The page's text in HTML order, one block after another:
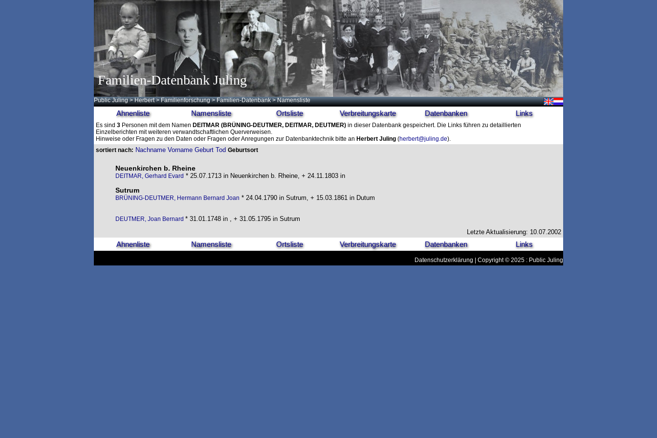
Familien-Datenbank Juling
Public Juling >Herbert >Familienforschung >Familien-Datenbank > Namensliste
Ahnenliste Namensliste Ortsliste Verbreitungskarte Datenbanken Links
Es sind 3 Personen mit dem Namen DEITMAR (BRÜNING-DEUTMER, DEITMAR, DEUTMER) in dieser Datenbank gespeichert. Die Links führen zu detaillierten
Einzelberichten mit weiteren verwandtschaftlichen Querverweisen.
Hinweise oder Fragen zu den Daten oder Fragen oder Anregungen zur Datenbanktechnik bitte an Herbert Juling (herbert@juling.de).
sortiert nach: Nachname Vorname Geburt Tod Geburtsort
Neuenkirchen b. Rheine
DEITMAR, Gerhard Evard * 25.07.1713 in Neuenkirchen b. Rheine, + 24.11.1803 in
Sutrum
BRÜNING-DEUTMER, Hermann Bernard Joan * 24.04.1790 in Sutrum, + 15.03.1861 in Dutum
DEUTMER, Joan Bernard * 31.01.1748 in , + 31.05.1795 in Sutrum
Letzte Aktualisierung: 10.07.2002
Ahnenliste Namensliste Ortsliste Verbreitungskarte Datenbanken Links
Datenschutzerklärung | Copyright © 2025 : Public Juling